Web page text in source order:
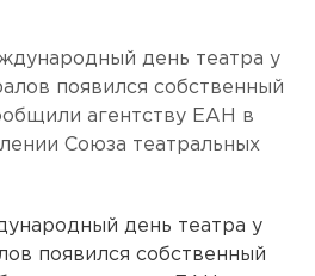
день театра у
появился собственный
агентству ЕАН в
Союза театральных
день театра у
появился собственный